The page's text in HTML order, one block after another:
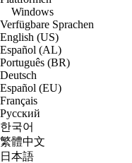
Windows
Verfügbare Sprachen
English (US)
Español (AL)
Português (BR)
Deutsch
Español (EU)
Français
Русский
한국어
繁體中文
日本語